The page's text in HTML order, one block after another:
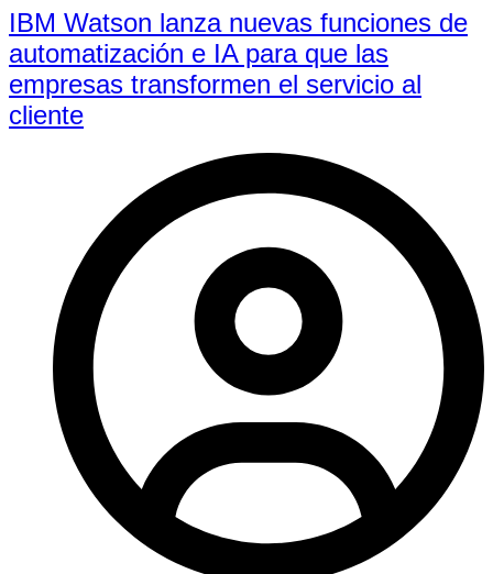
IBM Watson lanza nuevas funciones de
automatización e IA para que las
empresas transformen el servicio al
cliente